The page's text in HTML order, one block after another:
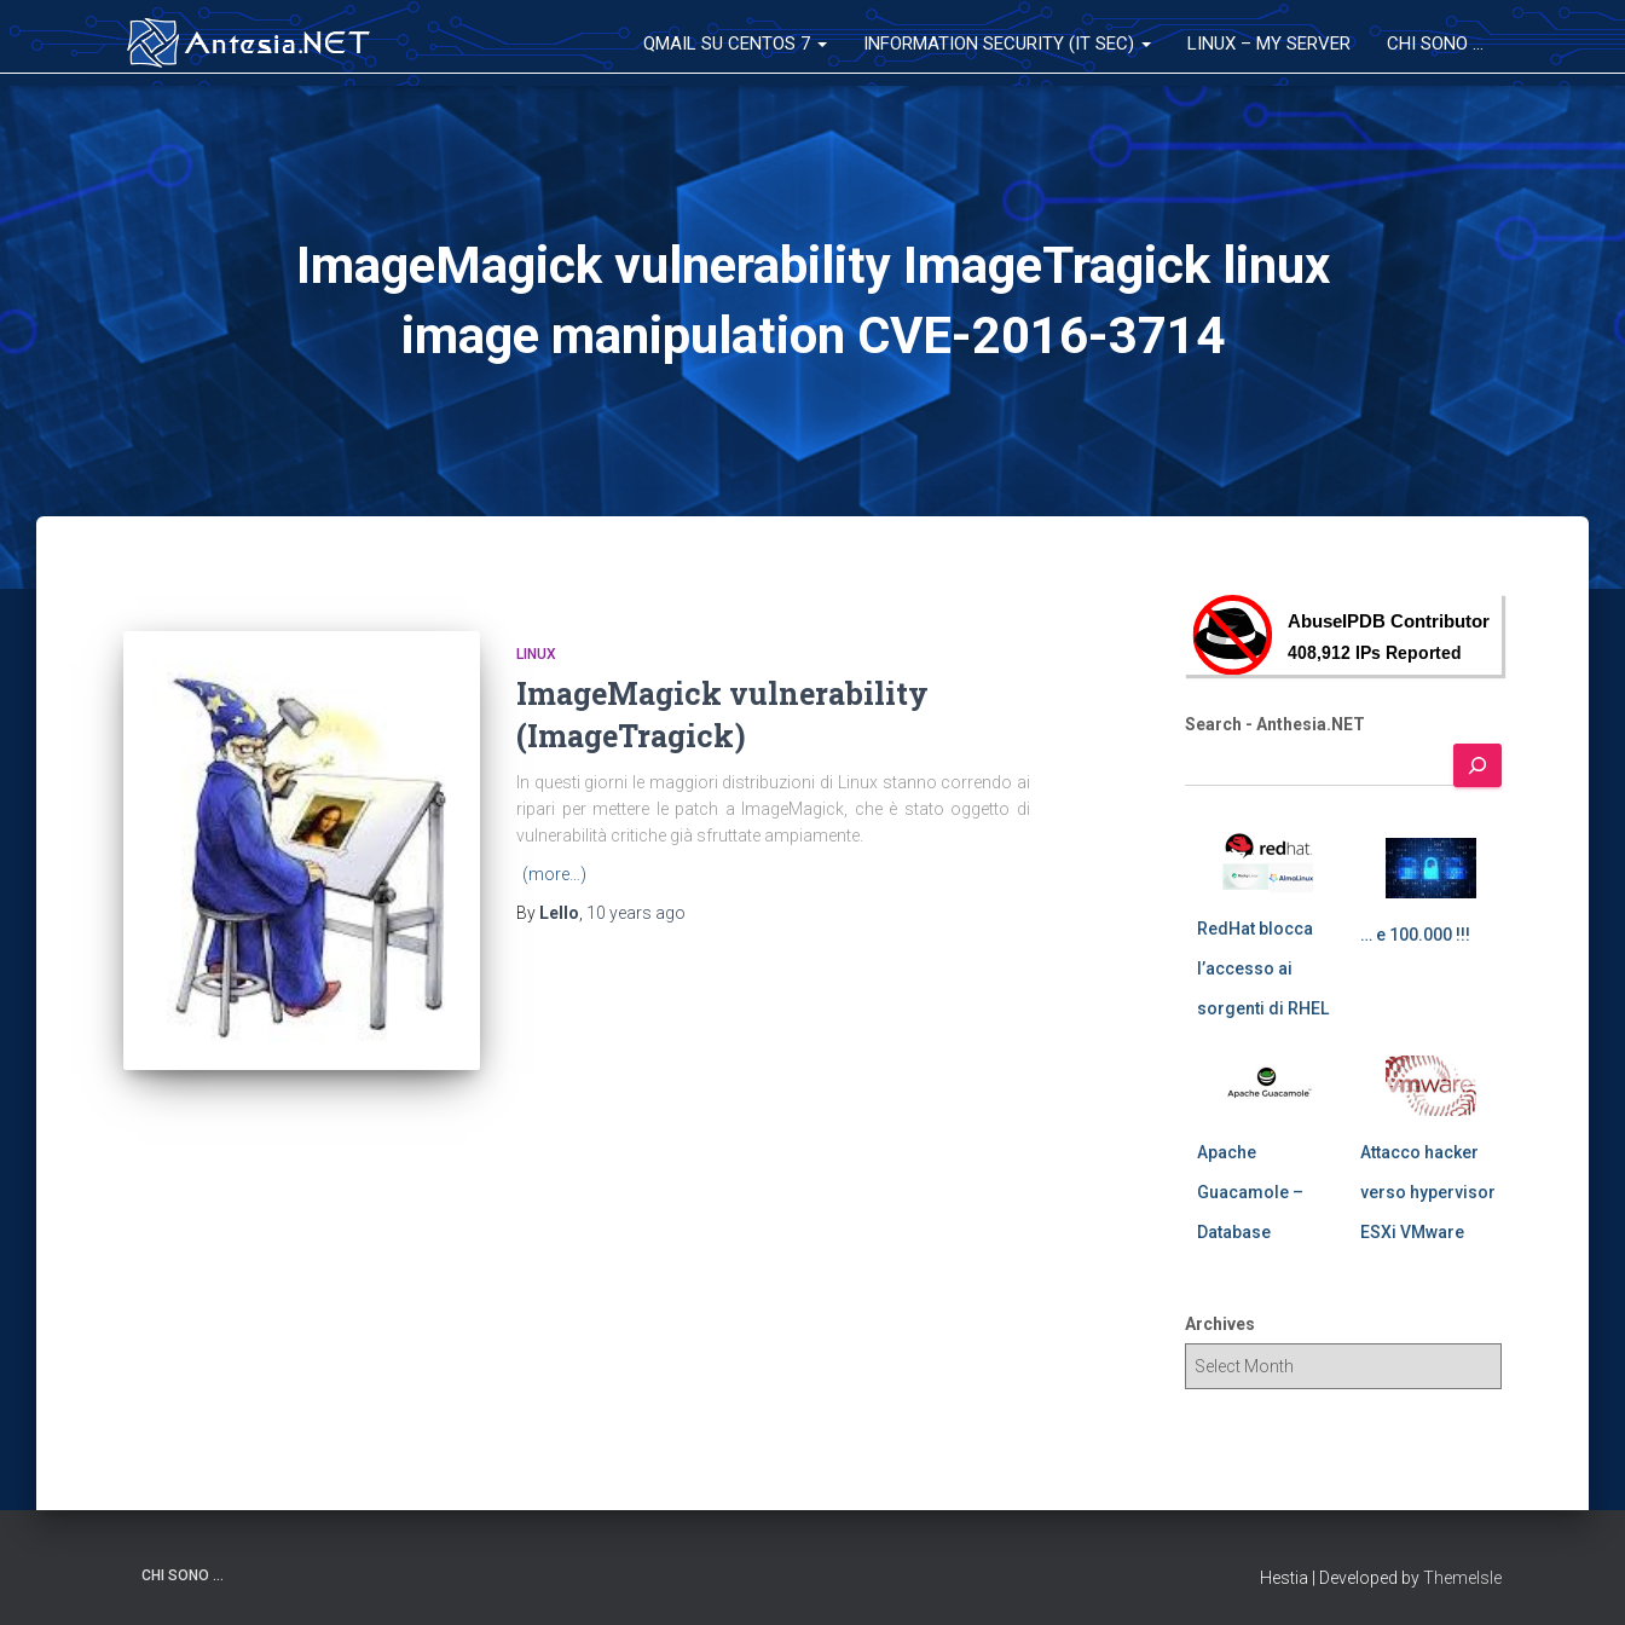
QMAIL SU CENTOS 7 INFORMATION SECURITY (IT SEC) LINUX – MY SERVER CHI SONO …
ImageMagick vulnerability ImageTragick linux
image manipulation CVE-2016-3714
LINUX
ImageMagick vulnerability
(ImageTragick)
In questi giorni le maggiori distribuzioni di Linux stanno correndo ai
ripari per mettere le patch a ImageMagick, che è stato oggetto di
vulnerabilità critiche già sfruttate ampiamente.
(more…)
By Lello 10 years ago
Search - Anthesia.NET
RedHat blocca
l’accesso ai
sorgenti di RHEL
… e 100.000 !!!
Apache
Guacamole –
Database
Attacco hacker
verso hypervisor
ESXi VMware
Archives
CHI SONO … Hestia | Developed byThemeIsle